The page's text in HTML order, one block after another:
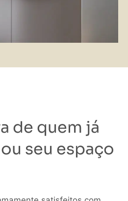
de quem já
seu espaço